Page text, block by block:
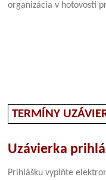
organizácia v hotovosti
TERMÍNY
Uzávierka
Prihlášku vyplňte